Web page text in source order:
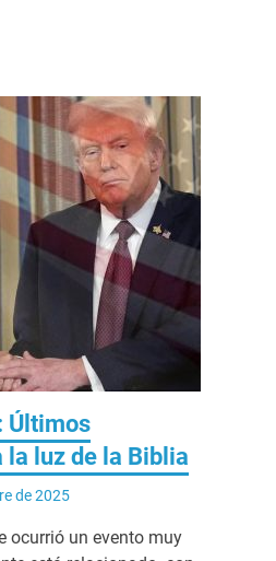
Últimos
luz de la Biblia
de 2025
ocurrió un evento muy